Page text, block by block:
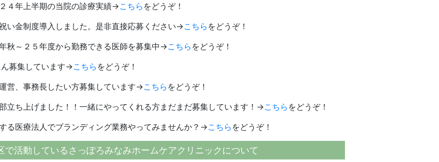
４年上半期の当院の診療実績→こちら をどうぞ！
い金制度導入しました。是非直接応募ください→こちら をどうぞ！
秋～２５年度から勤務できる医師を募集中→こちら をどうぞ！
ん募集しています→こちら をどうぞ！
営、事務長したい方募集しています→こちら をどうぞ！
立ち上げました！！一緒にやってくれる方まだまだ募集しています！→こちら をどうぞ！
る医療法人でブランディング業務やってみませんか？→こちら をどうぞ！
で活動しているさっぽろみなみホームケアクリニックについて